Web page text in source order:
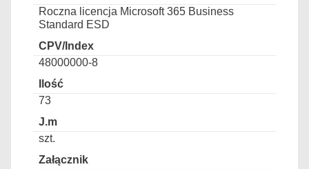
Roczna licencja Microsoft 365 Business
Standard ESD
48000000-8
73
szt.